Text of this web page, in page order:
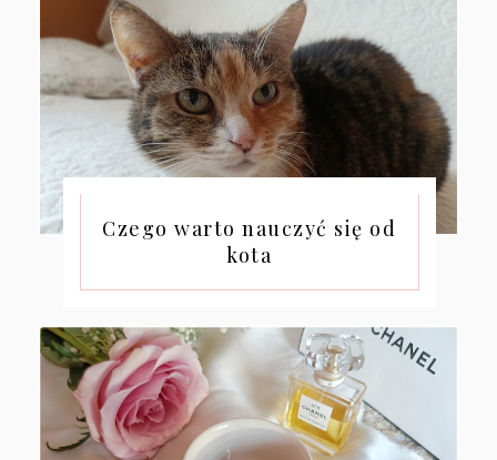
Czego warto nauczyć się od
kota